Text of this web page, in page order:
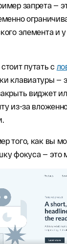
запрета —
элемента и
путать с
клавиатуры —
виджет
из-за
того, как вы
фокуса — это